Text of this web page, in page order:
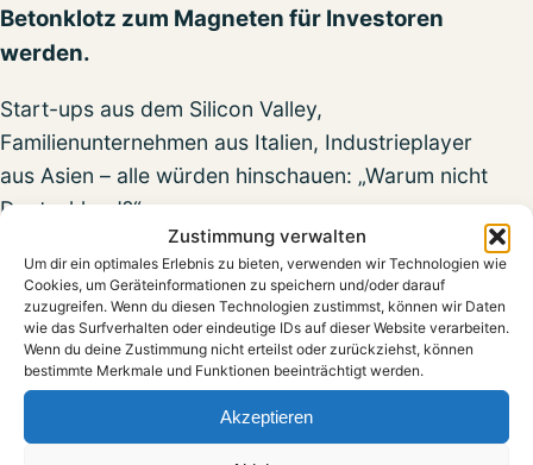
Zustimmung verwalten
Um dir ein optimales Erlebnis zu bieten, verwenden wir Technologien wie
Cookies, um Geräteinformationen zu speichern und/oder darauf
zuzugreifen. Wenn du diesen Technologien zustimmst, können wir Daten
wie das Surfverhalten oder eindeutige IDs auf dieser Website verarbeiten.
Wenn du deine Zustimmung nicht erteilst oder zurückziehst, können
bestimmte Merkmale und Funktionen beeinträchtigt werden.
Akzeptieren
Betonklotz zum Magneten für Investoren
werden.
Start-ups aus dem Silicon Valley,
Familienunternehmen aus Italien, Industrieplayer
aus Asien – alle würden hinschauen: „Warum nicht
Deutschland?“
Was passiert mit der Mehrwertsteuer?
Heute zahlen wir 19% auf fast alles, was wir
konsumieren.